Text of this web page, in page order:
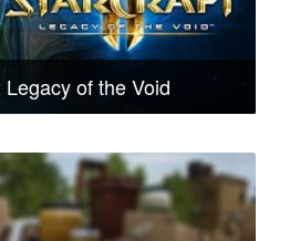
of the Void